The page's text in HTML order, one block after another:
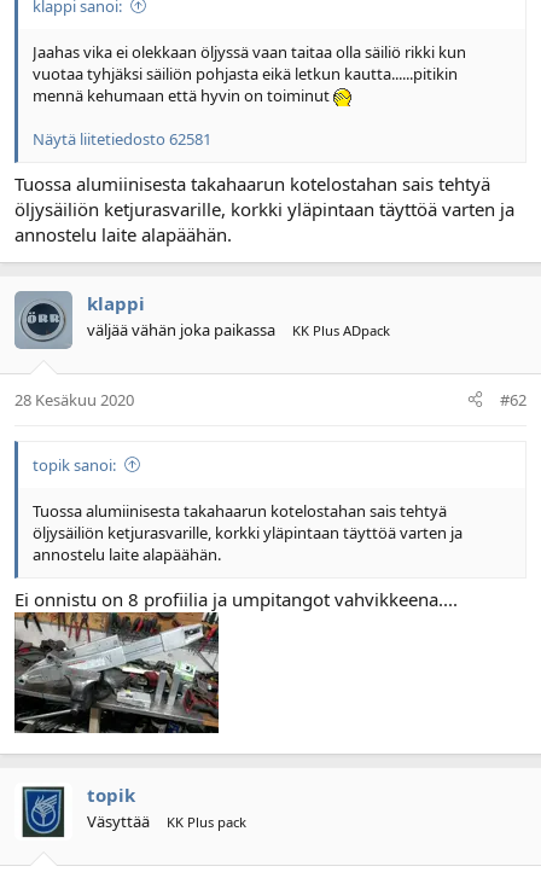
i
t
t
ä
ä
r
ä
klappi sanoi:
Jaahas vika ei olekkaan öljyssä vaan taitaa olla säiliö rikki kun
vuotaa tyhjäksi säiliön pohjasta eikä letkun kautta......pitikin
mennä kehumaan että hyvin on toiminut
Näytä liitetiedosto 62581
Tuossa alumiinisesta takahaarun kotelostahan sais tehtyä
öljysäiliön ketjurasvarille, korkki yläpintaan täyttöä varten ja
annostelu laite alapäähän.
klappi
väljää vähän joka paikassa KK Plus ADpack
28 Kesäkuu 2020 #62
topik sanoi:
Tuossa alumiinisesta takahaarun kotelostahan sais tehtyä
öljysäiliön ketjurasvarille, korkki yläpintaan täyttöä varten ja
annostelu laite alapäähän.
Ei onnistu on 8 profiilia ja umpitangot vahvikkeena....
topik
Väsyttää KK Plus pack